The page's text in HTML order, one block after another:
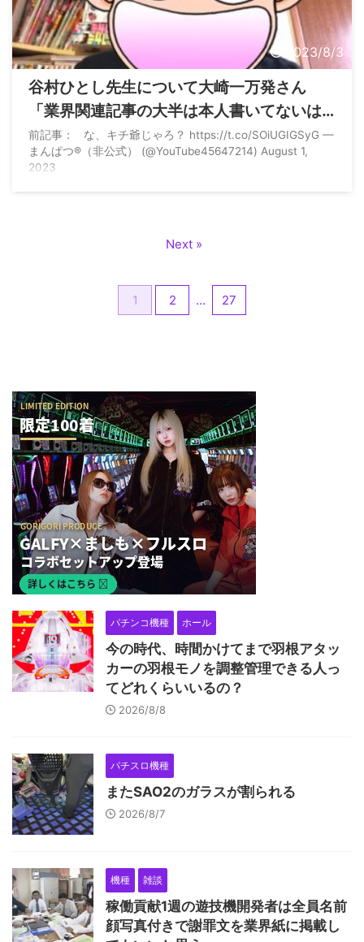
2023/8/3
谷村ひとし先生について大崎一万発さん
「業界関連記事の大半は本人書いてないは
ずだし、ニュースも承知しとらんと思
う。」
前記事： な、キチ爺じゃろ？ https://t.co/SOiUGIGSyG —
まんぱつ®️（非公式） (@YouTube45647214) August 1,
2023
1 2 … 27
Next »
パチンコ機種 ホール
今の時代、時間かけてまで羽根アタッ
カーの羽根モノを調整管理できる人っ
てどれくらいいるの？
2026/8/8
パチスロ機種
またSAO2のガラスが割られる
2026/8/7
機種 雑談
稼働貢献1週の遊技機開発者は全員名前
顔写真付きで謝罪文を業界紙に掲載し